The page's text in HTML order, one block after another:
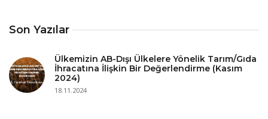
Son Yazılar
Ülkemizin AB-Dışı Ülkelere Yönelik Tarım/Gıda
İhracatına İlişkin Bir Değerlendirme (Kasım
2024)
18.11.2024